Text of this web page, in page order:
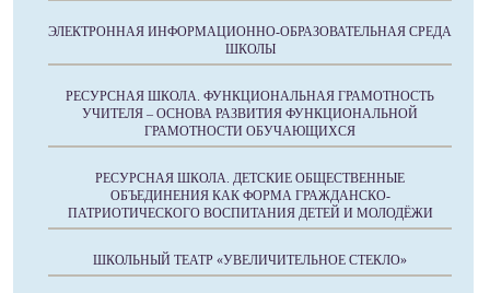
ЭЛЕКТРОННАЯ ИНФОРМАЦИОННО-ОБРАЗОВАТЕЛЬНАЯ СРЕДА
ШКОЛЫ
РЕСУРСНАЯ ШКОЛА. ФУНКЦИОНАЛЬНАЯ ГРАМОТНОСТЬ
УЧИТЕЛЯ – ОСНОВА РАЗВИТИЯ ФУНКЦИОНАЛЬНОЙ
ГРАМОТНОСТИ ОБУЧАЮЩИХСЯ
РЕСУРСНАЯ ШКОЛА. ДЕТСКИЕ ОБЩЕСТВЕННЫЕ
ОБЪЕДИНЕНИЯ КАК ФОРМА ГРАЖДАНСКО-
ПАТРИОТИЧЕСКОГО ВОСПИТАНИЯ ДЕТЕЙ И МОЛОДЁЖИ
ШКОЛЬНЫЙ ТЕАТР «УВЕЛИЧИТЕЛЬНОЕ СТЕКЛО»